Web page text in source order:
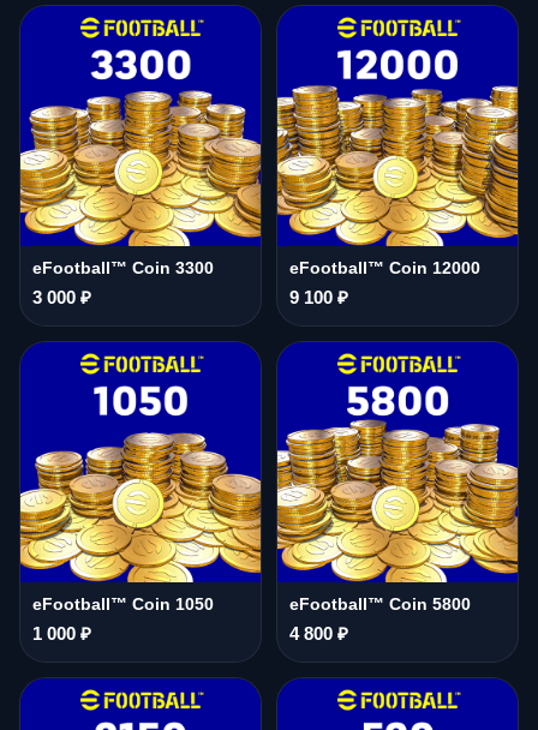
eFootball™ Coin 3300
3 000 ₽
eFootball™ Coin 12000
9 100 ₽
eFootball™ Coin 1050
1 000 ₽
eFootball™ Coin 5800
4 800 ₽